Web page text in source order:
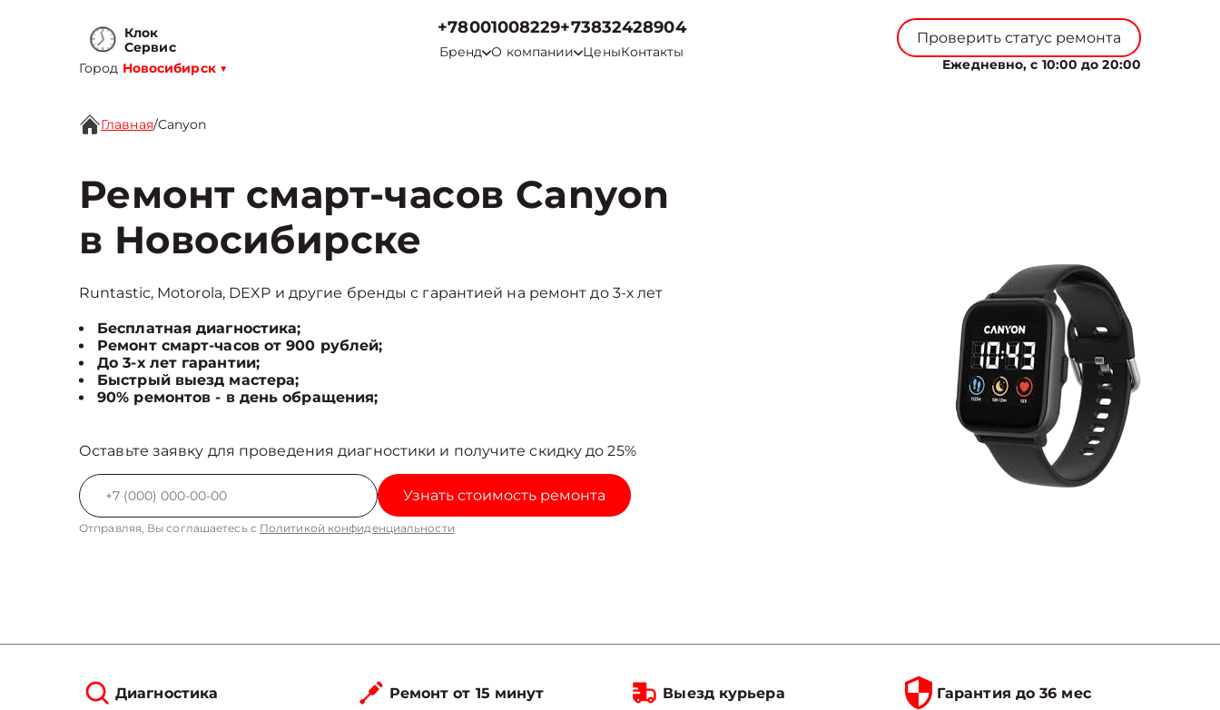
Клок
Сервис
Город Новосибирск ▼
+78001008229+73832428904
Бренд О компании ЦеныКонтакты
Проверить статус ремонта
Ежедневно, с 10:00 до 20:00
Главная/Canyon
Ремонт смарт-часов Canyon
в Новосибирске
Runtastic, Motorola, DEXP и другие бренды с гарантией на ремонт до 3-х лет
Бесплатная диагностика;
Ремонт смарт-часов от 900 рублей;
До 3-х лет гарантии;
Быстрый выезд мастера;
90% ремонтов - в день обращения;
Оставьте заявку для проведения диагностики и получите скидку до 25%
Узнать стоимость ремонта
Отправляя, Вы соглашаетесь с Политикой конфиденциальности
Диагностика
Ремонт от 15 минут
Выезд курьера
Гарантия до 36 мес